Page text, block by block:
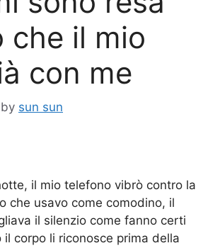
che il mio
con me
by sun sun
il mio telefono vibrò contro la
che usavo come comodino, il
il silenzio come fanno certi
il corpo li riconosce prima della